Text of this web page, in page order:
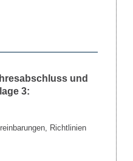
und
3:
Richtlinien